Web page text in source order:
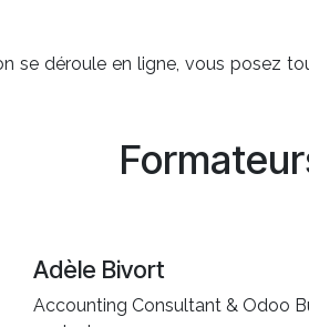
se déroule en ligne, vous posez
Adèle Bivort
Accounting Consultant & Odoo